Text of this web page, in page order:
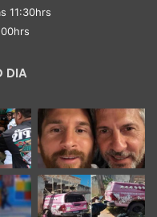
11:30hrs
DIA